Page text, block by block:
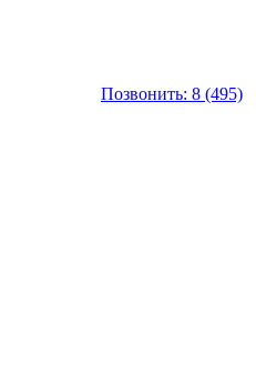
Позвонить: 8 (495)